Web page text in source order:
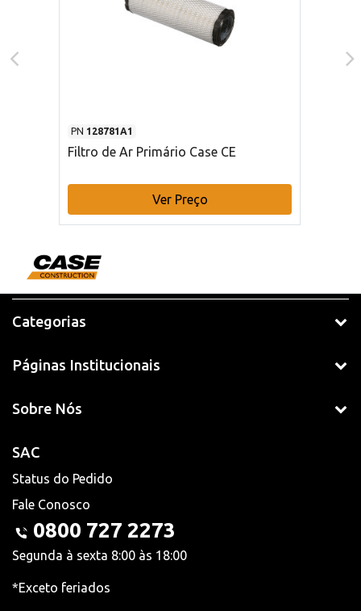
PN 128781A1
Filtro de Ar Primário Case CE
Ver Preço
Categorias
Páginas Institucionais
Sobre Nós
SAC
Status do Pedido
Fale Conosco
0800 727 2273
Segunda à sexta 8:00 às 18:00
*Exceto feriados